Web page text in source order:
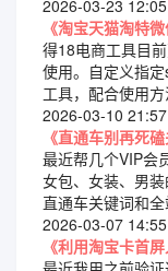
2026-03-23 12:05
《淘宝天猫淘特
得18电商工具目
使用。自定义指
工具，配合使用方
2026-03-10 21:57
《直通车别再死
最近帮几个VIP会
女包、女装、男
直通车关键词和全
2026-03-07 14:55
《利用淘宝卡首